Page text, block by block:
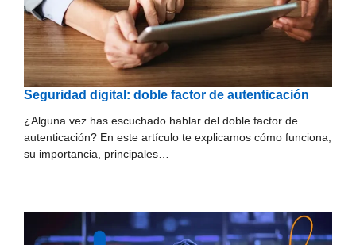
Seguridad digital: doble factor de autenticación
¿Alguna vez has escuchado hablar del doble factor de
autenticación? En este artículo te explicamos cómo funciona,
su importancia, principales…